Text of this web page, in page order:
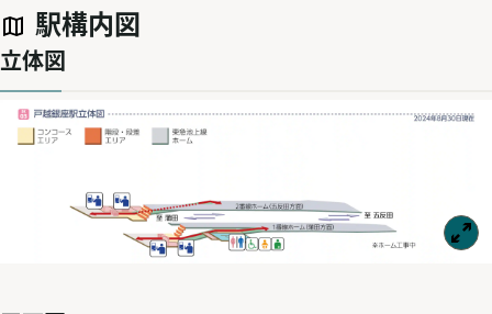
駅構内図
立体図